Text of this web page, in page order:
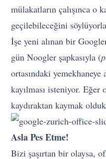
mülakatların çalışınca o
geçilebileceğini
İşe yeni alınan bir
günNoogler şapkasıyla (
ortasındaki yemekhaneye
kayılması isteniyor.
kaydıraktan kaymak
Asla Pes Etme!
Bizi şaşırtan bir olaysa,